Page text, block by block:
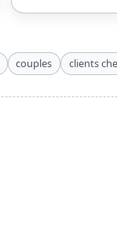
couples clients